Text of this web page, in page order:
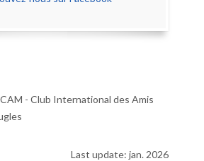
- Club International des Amis
Last update: jan. 2026